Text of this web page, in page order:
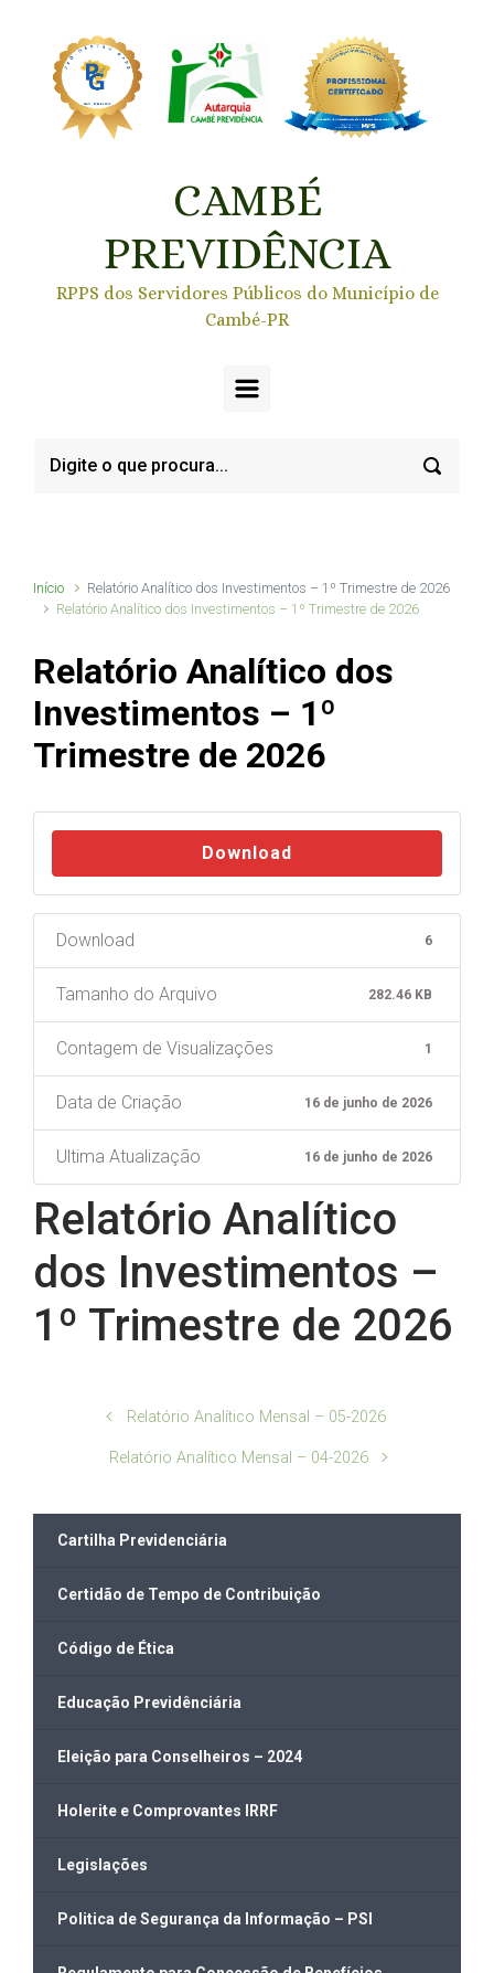
CAMBÉ
PREVIDÊNCIA
RPPS dos Servidores Públicos do Município de
Cambé-PR
Início
Relatório Analítico dos Investimentos – 1º Trimestre de 2026
Relatório Analítico dos Investimentos – 1º Trimestre de 2026
Relatório Analítico dos
Investimentos – 1º
Trimestre de 2026
Download
Download 6
Tamanho do Arquivo 282.46 KB
Contagem de Visualizações 1
Data de Criação 16 de junho de 2026
Ultima Atualização 16 de junho de 2026
Relatório Analítico
dos Investimentos –
1º Trimestre de 2026
Relatório Analítico Mensal – 05-2026
Relatório Analítico Mensal – 04-2026
Cartilha Previdenciária
Certidão de Tempo de Contribuição
Código de Ética
Educação Previdênciária
Eleição para Conselheiros – 2024
Holerite e Comprovantes IRRF
Legislações
Politica de Segurança da Informação – PSI